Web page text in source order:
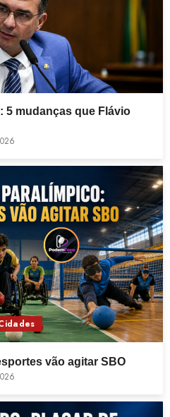
5 mudanças que Flávio
vão agitar SBO